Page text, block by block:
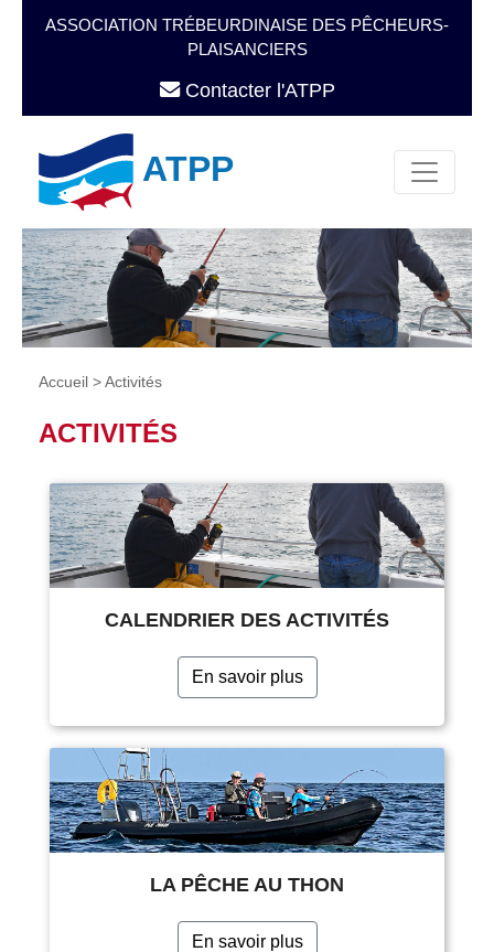
ASSOCIATION TRÉBEURDINAISE DES PÊCHEURS-
PLAISANCIERS
Contacter l'ATPP
ATPP
Accueil > Activités
ACTIVITÉS
CALENDRIER DES ACTIVITÉS
En savoir plus
LA PÊCHE AU THON
En savoir plus